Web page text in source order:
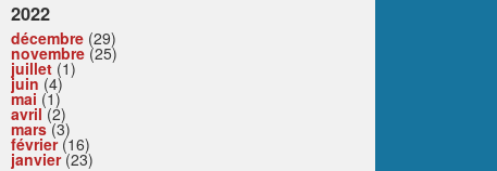
2022
décembre (29)
novembre (25)
juillet (1)
juin (4)
mai (1)
avril(2)
mars(3)
février(16)
janvier(23)